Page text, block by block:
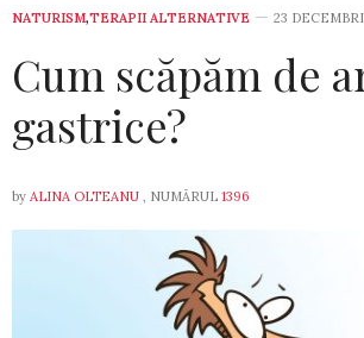
NATURISM,TERAPII ALTERNATIVE 23
Cum scăpăm de
gastrice?
by ALINA OLTEANU , NUMĂRUL 1396